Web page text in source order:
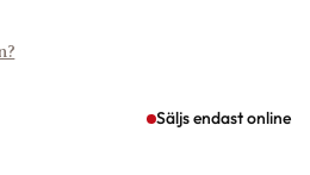
Säljs endast online